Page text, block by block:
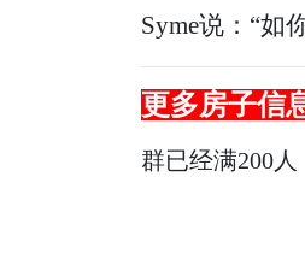
Syme说：“如
更多房子信
群已经满200